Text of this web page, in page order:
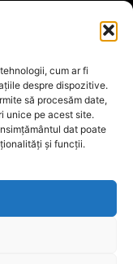
cum ar fi
despre dispozitive.
să procesăm date,
unice pe acest site.
dat poate
și funcții.
174
160
158
157
149